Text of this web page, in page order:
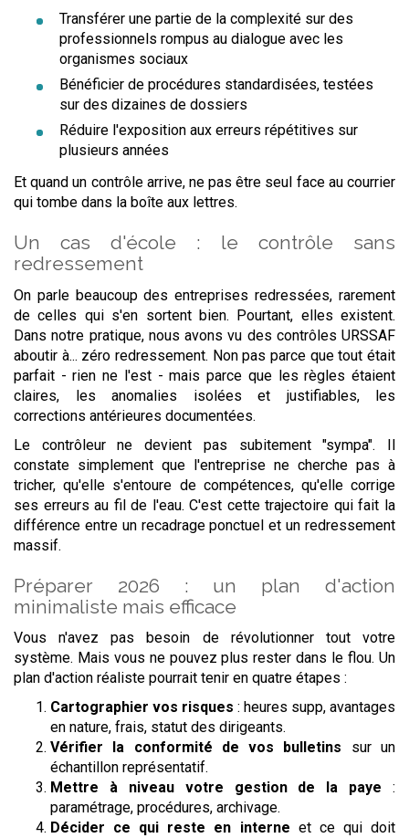
Transférer une partie de la complexité sur des
professionnels rompus au dialogue avec les
organismes sociaux
Bénéficier de procédures standardisées, testées
sur des dizaines de dossiers
Réduire l'exposition aux erreurs répétitives sur
plusieurs années
Et quand un contrôle arrive, ne pas être seul face au courrier
qui tombe dans la boîte aux lettres.
Un cas d'école : le contrôle sans
redressement
On parle beaucoup des entreprises redressées, rarement
de celles qui s'en sortent bien. Pourtant, elles existent.
Dans notre pratique, nous avons vu des contrôles URSSAF
aboutir à... zéro redressement. Non pas parce que tout était
parfait - rien ne l'est - mais parce que les règles étaient
claires, les anomalies isolées et justifiables, les
corrections antérieures documentées.
Le contrôleur ne devient pas subitement "sympa". Il
constate simplement que l'entreprise ne cherche pas à
tricher, qu'elle s'entoure de compétences, qu'elle corrige
ses erreurs au fil de l'eau. C'est cette trajectoire qui fait la
différence entre un recadrage ponctuel et un redressement
massif.
Préparer 2026 : un plan d'action
minimaliste mais efficace
Vous n'avez pas besoin de révolutionner tout votre
système. Mais vous ne pouvez plus rester dans le flou. Un
plan d'action réaliste pourrait tenir en quatre étapes :
Cartographier vos risques : heures supp, avantages
en nature, frais, statut des dirigeants.
Vérifier la conformité de vos bulletins sur un
échantillon représentatif.
Mettre à niveau votre gestion de la paye :
paramétrage, procédures, archivage.
Décider ce qui reste en interne et ce qui doit